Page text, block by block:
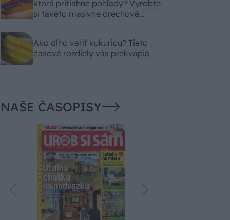
ktorá pritiahne pohľady? Vyrobte
si takéto masívne orechové
Ako dlho variť kukuricu? Tieto
časové rozdiely vás prekvapia
NAŠE ČASOPISY